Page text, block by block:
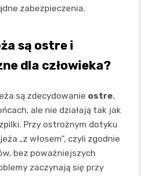
zabezpieczenia.
są ostre i
dla człowieka?
są zdecydowanie ostre,
ale nie działają tak jak
Przy ostrożnym dotyku
„z włosem”, czyli zgodnie
bez poważniejszych
zaczynają się przy